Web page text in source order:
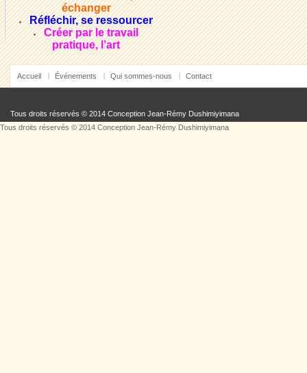
échanger
Réfléchir, se ressourcer
Créer par le travail
pratique, l’art
Accueil Événements Qui sommes-nous Contact
Tous droits réservés © 2014 Conception Jean-Rémy Dushimiyimana
Tous droits réservés © 2014 Conception Jean-Rémy Dushimiyimana